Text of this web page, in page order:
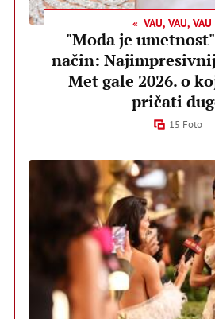
VAU, VAU, VAU
"Moda je
način:
Met gale 2026. o
pričati
15 Foto